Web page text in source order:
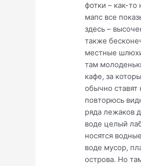
фотки – как-то
мапс все
здесь –
также
местные
там
кафе, за
обычно
повторюсь
ряда лежаков
воде целый
носятся
воде мусор,
острова. Но